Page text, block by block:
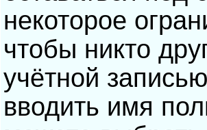
некоторое
чтобы никто
учётной
вводить имя